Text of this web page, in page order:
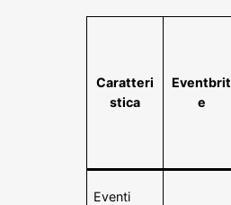
Caratteri
stica
Eventbrit
e
Eventi